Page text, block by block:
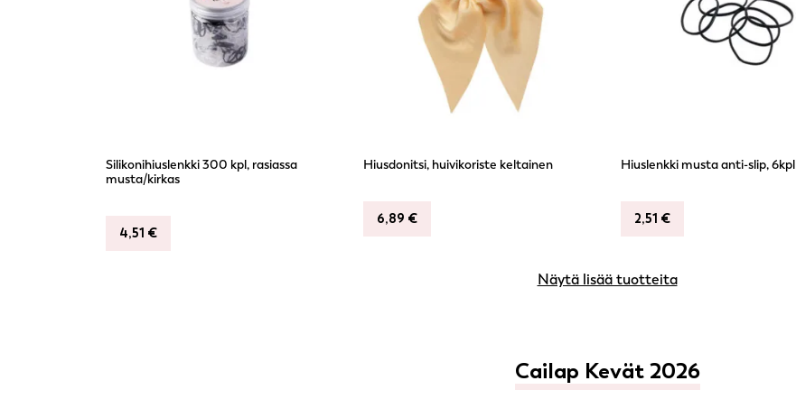
Silikonihiuslenkki 300 kpl, rasiassa
musta/kirkas
4,51 €
Hiusdonitsi, huivikoriste keltainen
6,89 €
Hiuslenkki musta anti-slip, 6kpl
2,51 €
Näytä lisää tuotteita
Cailap Kevät 2026